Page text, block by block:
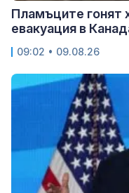
Пламъците гонят
евакуация в
09:02 • 09.08.26